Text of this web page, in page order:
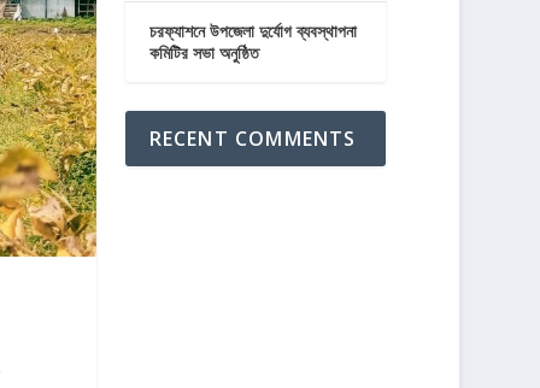
চরফ্যাশনে উপজেলা দুর্যোগ ব্যবস্থাপনা
কমিটির সভা অনুষ্ঠিত
RECENT COMMENTS